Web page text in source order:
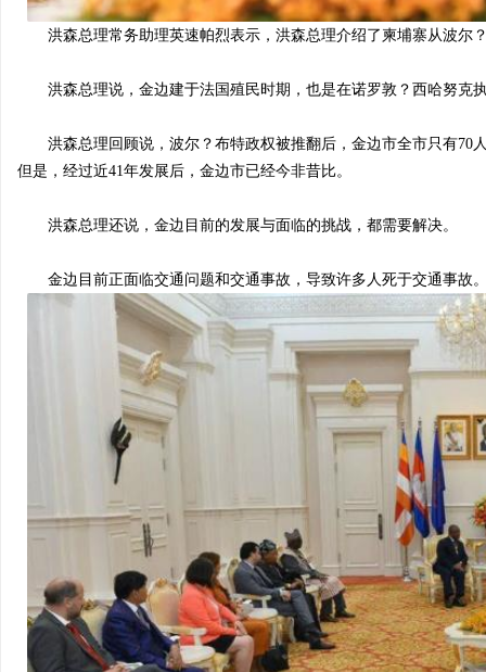
洪森总理常务助理英速帕烈表示，洪森总理介绍了柬埔寨从波尔
洪森总理说，金边建于法国殖民时期，也是在诺罗敦？西哈努克
洪森总理回顾说，波尔？布特政权被推翻后，金边市全市只有70
但是，经过近41年发展后，金边市已经今非昔比。
洪森总理还说，金边目前的发展与面临的挑战，都需要解决。
金边目前正面临交通问题和交通事故，导致许多人死于交通事故